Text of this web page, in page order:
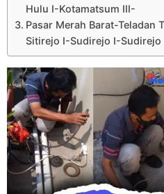
Hulu I-Kotamatsum III-
Pasar Merah Barat-Teladan
Sitirejo I-Sudirejo I-Sudirejo